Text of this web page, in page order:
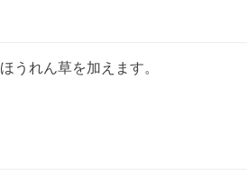
ほうれん草を加えます。